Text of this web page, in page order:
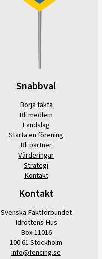
Snabbval
Börja fäkta
Bli medlem
Landslag
Starta en förening
Bli partner
Värderingar
Strategi
Kontakt
Kontakt
Svenska Fäktförbundet
Idrottens Hus
Box 11016
100 61 Stockholm
info@fencing.se